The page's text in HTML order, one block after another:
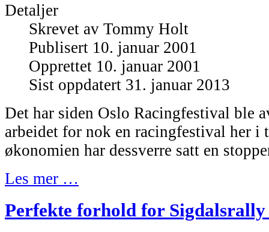
Detaljer
Skrevet av Tommy Holt
Publisert 10. januar 2001
Opprettet 10. januar 2001
Sist oppdatert 31. januar 2013
Det har siden Oslo Racingfestival ble
arbeidet for nok en racingfestival her i
økonomien har dessverre satt en
Les mer …
Perfekte forhold for